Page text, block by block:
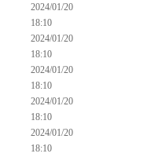
2024/01/20
18:10
2024/01/20
18:10
2024/01/20
18:10
2024/01/20
18:10
2024/01/20
18:10